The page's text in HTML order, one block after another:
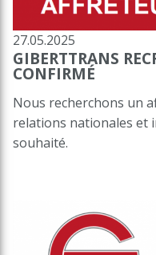
27.05.2025
GIBERTTRANS
CONFIRMÉ
Nous recherchons un
relations nationales et
souhaité.